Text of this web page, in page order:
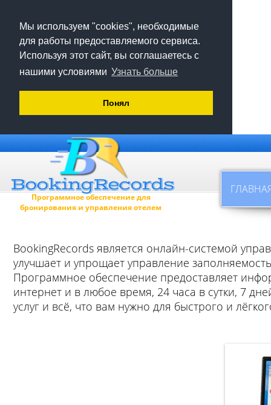
Мы используем "cookies", необходимые
для работы предоставляемого сервиса.
Используя этот сайт, вы соглашаетесь с
нашими условиями Узнать больше
Понял
Программное обеспечение для
бронирования и управления отелем
ВookingRecords является онлайн-системой
улучшает и упрощает управление
Программное обеспечение предоставляет
интернет и в любое время, 24 часа в сутки, 7
услуг и всё, что вам нужно для быстрого и